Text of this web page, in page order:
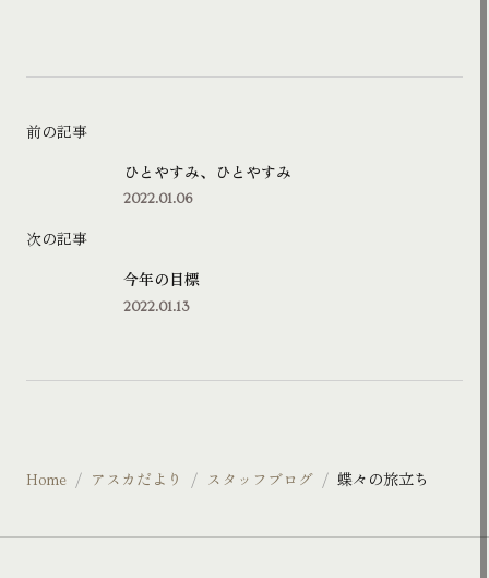
前の記事
ひとやすみ、ひとやすみ
2022.01.06
次の記事
今年の目標
2022.01.13
Home アスカだより スタッフブログ 蝶々の旅立ち